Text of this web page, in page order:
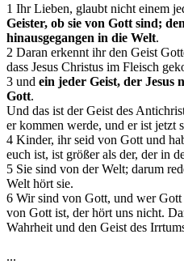
1 Ihr Lieben, glaubt nicht einem
Geister, ob sie von Gott sind;
hinausgegangen in die Welt.
2 Daran erkennt ihr den Geist
dass Jesus Christus im Fleisch
3 und ein jeder Geist, der Jesus
Gott.
Und das ist der Geist des
er kommen werde, und er ist jetzt
4 Kinder, ihr seid von Gott und
euch ist, ist größer als der, der in
5 Sie sind von der Welt; darum
Welt hört sie.
6 Wir sind von Gott, und wer
von Gott ist, der hört uns nicht.
Wahrheit und den Geist des
...